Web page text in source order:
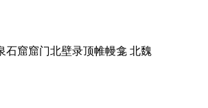
石窟窟门北壁录顶帷幔龛 北魏